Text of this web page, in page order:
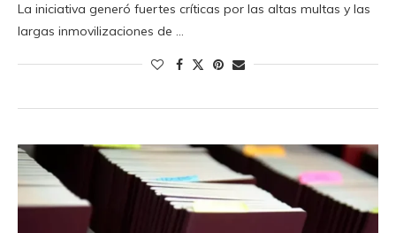
La iniciativa generó fuertes críticas por las altas multas y las
largas inmovilizaciones de …